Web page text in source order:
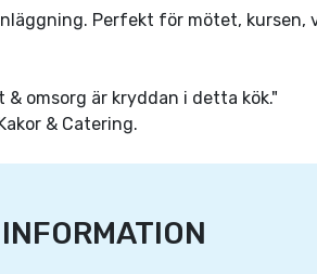
Perfekt för mötet,
omsorg är kryddan i detta kök."
& Catering.
INFORMATION